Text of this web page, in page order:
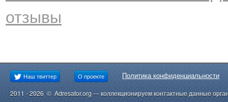
отзывы
Наш твиттер О проекте Политика конфиденциальности
2011 - 2026 © Adresator.org — коллекционируем контактные данные